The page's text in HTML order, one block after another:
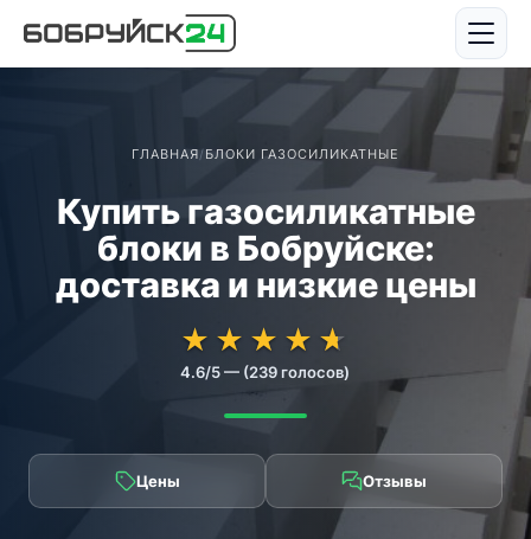
ГЛАВНАЯ/ БЛОКИ ГАЗОСИЛИКАТНЫЕ
Купить газосиликатные
блоки в Бобруйске:
доставка и низкие цены
★★★★★
★★★★★
★ ★ ★ ★ ★
4.6/5 — (239 голосов)
Цены Отзывы